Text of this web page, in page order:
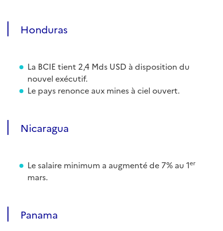
Honduras
La BCIE tient 2,4 Mds USD à disposition du
nouvel exécutif.
Le pays renonce aux mines à ciel ouvert.
Nicaragua
Le salaire minimum a augmenté de 7% au 1er
mars.
Panama